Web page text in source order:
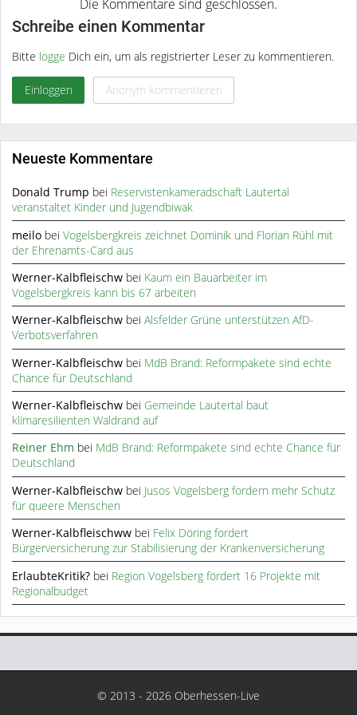
Schreibe einen Kommentar
Bitte logge Dich ein, um als registrierter Leser zu kommentieren.
Einloggen Anonym kommentieren
Neueste Kommentare
Donald Trump bei Reservistenkameradschaft Lautertal
veranstaltet Kinder und Jugendbiwak
meilo beiVogelsbergkreis zeichnet Dominik und Florian Rühl mit
der Ehrenamts-Card aus
Werner-Kalbfleischw bei Kaum ein Bauarbeiter im
Vogelsbergkreis kann bis 67 arbeiten
Werner-Kalbfleischw beiAlsfelder Grüne unterstützen AfD-
Verbotsverfahren
Werner-Kalbfleischw bei MdB Brand: Reformpakete sind echte
Chance für Deutschland
Werner-Kalbfleischw bei Gemeinde Lautertal baut
klimaresilienten Waldrand auf
Reiner Ehm bei MdB Brand: Reformpakete sind echte Chance für
Deutschland
Werner-Kalbfleischw bei Jusos Vogelsberg fordern mehr Schutz
für queere Menschen
Werner-Kalbfleischww bei Felix Döring fordert
Bürgerversicherung zur Stabilisierung der Krankenversicherung
ErlaubteKritik? bei Region Vogelsberg fördert 16 Projekte mit
Regionalbudget
© 2013 - 2026 Oberhessen-Live